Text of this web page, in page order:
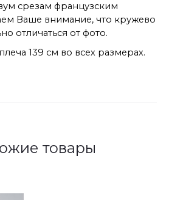
срезам французским
Ваше внимание, что кружево
отличаться от фото.
139 см во всех размерах.
товары